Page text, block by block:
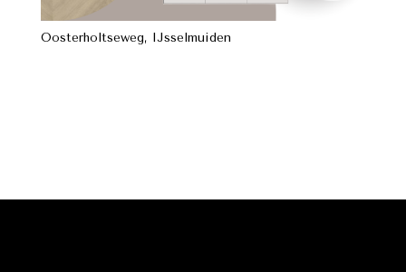
Oosterholtseweg, IJsselmuiden